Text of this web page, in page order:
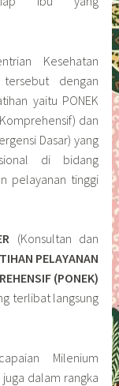
Kesehatan
dengan
yaitu PONEK
dan
Dasar) yang
di bidang
pelayanan tinggi
(Konsultan dan
PELAYANAN
(PONEK)
terlibat langsung
Milenium
juga dalam rangka